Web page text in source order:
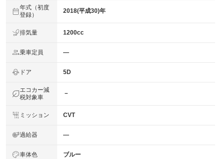
年式（初度
登録）
2018(平成30)年
排気量 1200cc
乗車定員 ―
ドア 5D
エコカー減
税対象車
－
ミッション CVT
過給器 ―
車体色 ブルー